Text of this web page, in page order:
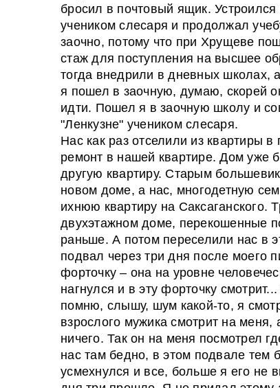
бросил в почтовый ящик.
учеником слесаря и продолжал
заочно, потому что при Хрущеве
стаж для поступления на высшее
тогда внедрили в дневных школах,
я пошел в заочную, думаю, скорей
идти. Пошел я в заочную школу и
"Ленкузне" учеником слесаря.
Нас как раз отселили из квартиры
ремонт в нашей квартире. Дом уже
другую квартиру. Старым
новом доме, а нас, многодетную
ихнюю квартиру на Саксаганского.
двухэтажном доме, перекошенные
раньше. А потом переселили нас в
подвал через три дня после моего
форточку – она на уровне
нагнулся и в эту форточку
помню, слышу, шум какой-то, я
взрослого мужика смотрит на
ничего. Так он на меня посмотрел
нас там бедно, в этом подвале тем
усмехнулся и все, больше я его не